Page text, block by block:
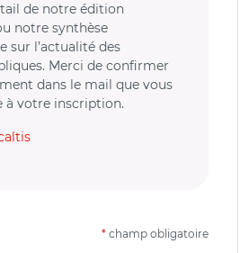
de notre édition
notre synthèse
sur l’actualité des
Merci de confirmer
dans le mail que vous
à votre inscription.
* champ obligatoire